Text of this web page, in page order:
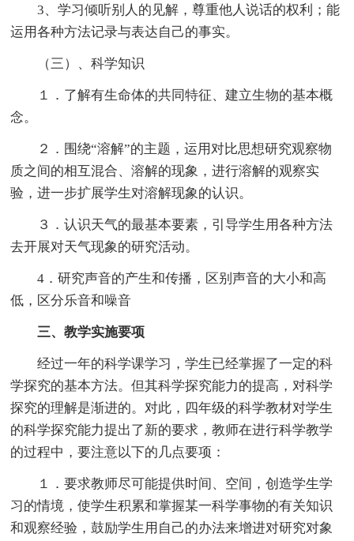
3、学习倾听别人的见解，尊重他人说话的权利；能
运用各种方法记录与表达自己的事实。
（三）、科学知识
１．了解有生命体的共同特征、建立生物的基本概
念。
２．围绕“溶解”的主题，运用对比思想研究观察物
质之间的相互混合、溶解的现象，进行溶解的观察实
验，进一步扩展学生对溶解现象的认识。
３．认识天气的最基本要素，引导学生用各种方法
去开展对天气现象的研究活动。
4．研究声音的产生和传播，区别声音的大小和高
低，区分乐音和噪音
三、教学实施要项
经过一年的科学课学习，学生已经掌握了一定的科
学探究的基本方法。但其科学探究能力的提高，对科学
探究的理解是渐进的。对此，四年级的科学教材对学生
的科学探究能力提出了新的要求，教师在进行科学教学
的过程中，要注意以下的几点要项：
１．要求教师尽可能提供时间、空间，创造学生学
习的情境，使学生积累和掌握某一科学事物的有关知识
和观察经验，鼓励学生用自己的办法来增进对研究对象